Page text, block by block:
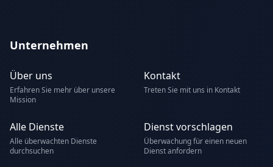
Unternehmen
Über uns
Erfahren Sie mehr über unsere
Mission
Kontakt
Treten Sie mit uns in Kontakt
Alle Dienste
Alle überwachten Dienste
durchsuchen
Dienst vorschlagen
Überwachung für einen neuen
Dienst anfordern